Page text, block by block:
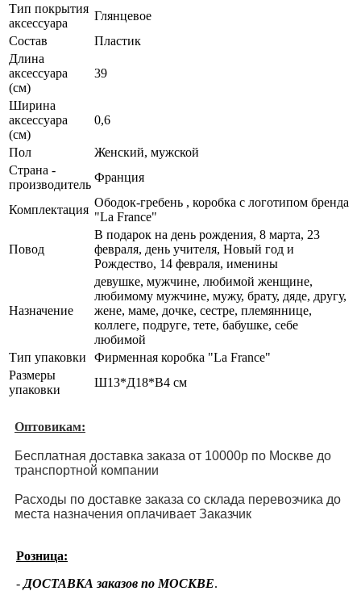
Тип покрытия
аксессуара
Глянцевое
Состав
Пластик
Длина
аксессуара
(см)
39
Ширина
аксессуара
(см)
0,6
Пол
Женский, мужской
Страна -
производитель
Франция
Комплектация
Ободок-гребень , коробка с логотипом бренда
"La France"
Повод
В подарок на день рождения, 8 марта, 23
февраля, день учителя, Новый год и
Рождество, 14 февраля, именины
Назначение
девушке, мужчине, любимой женщине,
любимому мужчине, мужу, брату, дяде, другу,
жене, маме, дочке, сестре, племяннице,
коллеге, подруге, тете, бабушке, себе
любимой
Тип упаковки
Фирменная коробка "La France"
Размеры
упаковки
Ш13*Д18*В4 см
Оптовикам:
Бесплатная доставка заказа от 10000р по Москве до
транспортной компании
Расходы по доставке заказа со склада перевозчика до
места назначения оплачивает Заказчик
Розница:
- ДОСТАВКА заказов по МОСКВЕ.